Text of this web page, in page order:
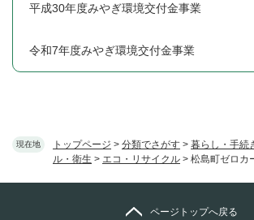
現在地 トップページ > 分類でさがす > 暮らし・手続
ル・衛生 > エコ・リサイクル > 松島町ゼロカ
平成30年度みやぎ環境交付金事業
令和7年度みやぎ環境交付金事業
ページトップへ戻る